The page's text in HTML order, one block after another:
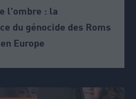
l'ombre : la
du génocide des Roms
Europe